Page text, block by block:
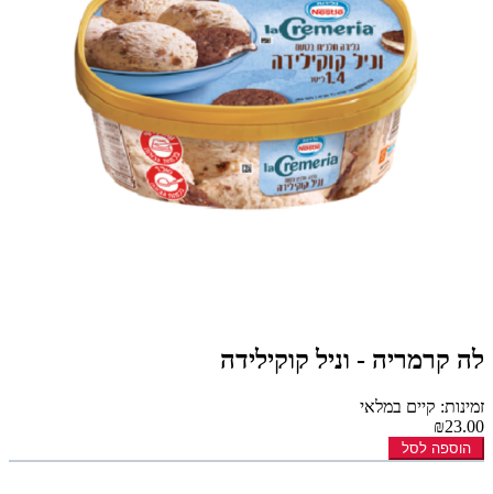
לה קרמריה - וניל קוקילידה
זמינות: קיים במלאי
₪23.00
הוספה לסל